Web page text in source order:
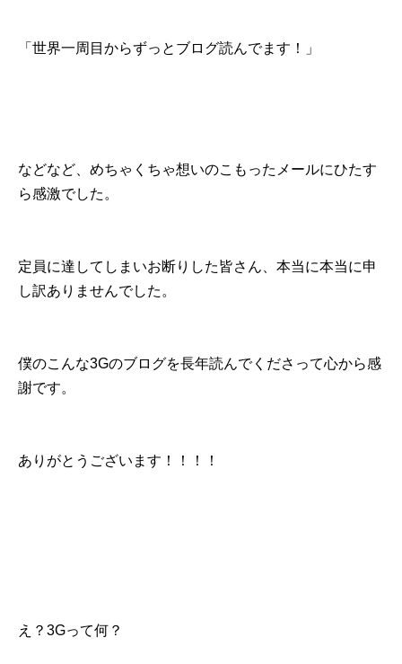
「世界一周目からずっとブログ読んでます！」
などなど、めちゃくちゃ想いのこもったメールにひたす
ら感激でした。
定員に達してしまいお断りした皆さん、本当に本当に申
し訳ありませんでした。
僕のこんな3Gのブログを長年読んでくださって心から感
謝です。
ありがとうございます！！！！
え？3Gって何？